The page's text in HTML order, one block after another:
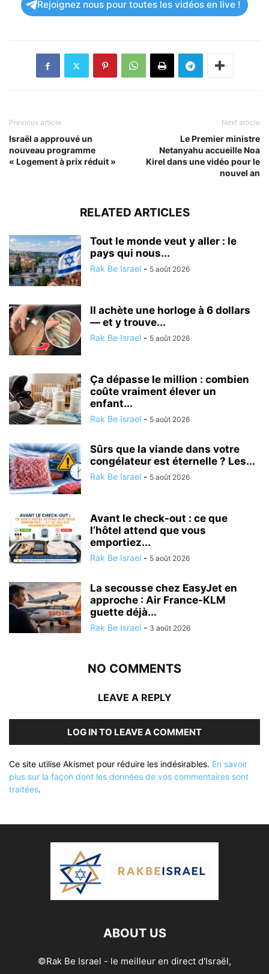
Rejoignez nous pour toutes les vidéos en live !
Previous article
Israël a approuvé un
nouveau programme
« Logement à prix réduit »
Next article
Le Premier ministre
Netanyahu accueille Noa
Kirel dans une vidéo pour le
nouvel an
RELATED ARTICLES
Tout le monde veut y aller : le
pays qui nous...
Rak Be Israel - 5 août 2026
Il achète une horloge à 6 dollars
— et y trouve...
Rak Be Israel - 5 août 2026
Ça dépasse le million : combien
coûte vraiment élever un
enfant...
Rak Be Israel - 5 août 2026
Sûrs que la viande dans votre
congélateur est éternelle ? Les...
Rak Be Israel - 5 août 2026
Avant le check-out : ce que
l’hôtel attend que vous
emportiez...
Rak Be Israel - 5 août 2026
La secousse chez EasyJet en
approche : Air France-KLM
guette déjà...
Rak Be Israel - 3 août 2026
NO COMMENTS
LEAVE A REPLY
LOG IN TO LEAVE A COMMENT
Ce site utilise Akismet pour réduire les indésirables. En savoir
plus sur la façon dont les données de vos commentaires sont
traitées.
ABOUT US
©Rak Be Israel - le meilleur en direct d'Israël,